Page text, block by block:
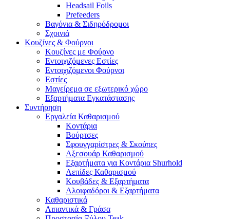
Headsail Foils
Prefeeders
Βαγόνια & Σιδηρόδρομοι
Σχοινιά
Κουζίνες & Φούρνοι
Κουζίνες με Φούρνο
Εντοιχιζόμενες Εστίες
Εντοιχιζόμενοι Φούρνοι
Εστίες
Μαγείρεμα σε εξωτερικό χώρο
Εξαρτήματα Εγκατάστασης
Συντήρηση
Εργαλεία Καθαρισμού
Κοντάρια
Βούρτσες
Σφουγγαρίστρες & Σκούπες
Αξεσουάρ Καθαρισμού
Εξαρτήματα για Κοντάρια Shurhold
Λεπίδες Καθαρισμού
Κουβάδες & Εξαρτήματα
Αλοιφαδόροι & Εξαρτήματα
Καθαριστικά
Λιπαντικά & Γράσα